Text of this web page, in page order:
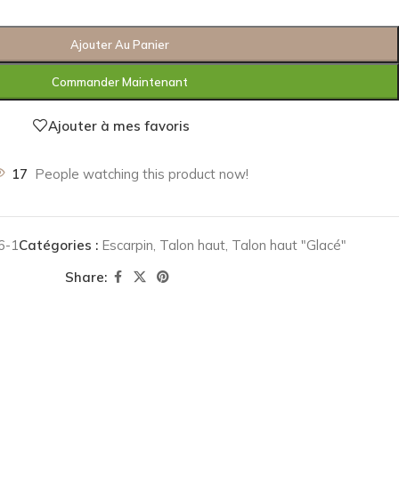
Ajouter Au Panier
Commander Maintenant
Ajouter à mes favoris
17 People watching this product now!
1Catégories : Escarpin, Talon haut, Talon haut "Glacé"
Share: